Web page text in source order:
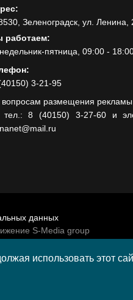
Зеленоградск, ул. Ленина,
работаем:
пятница, 09:00 -
3-21-95
размещения
тел.: 8 (40150) 3-27-60 и
данных
S-Media group
использовать этот